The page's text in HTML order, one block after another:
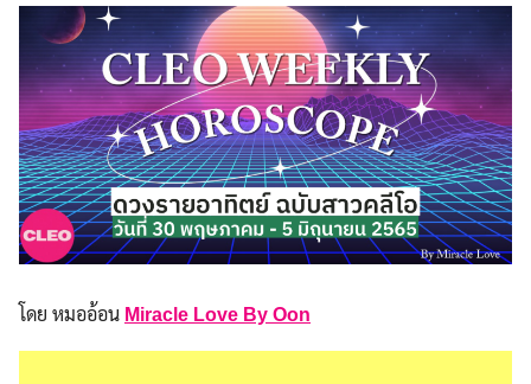
โดย หมออ้อน Miracle Love By Oon